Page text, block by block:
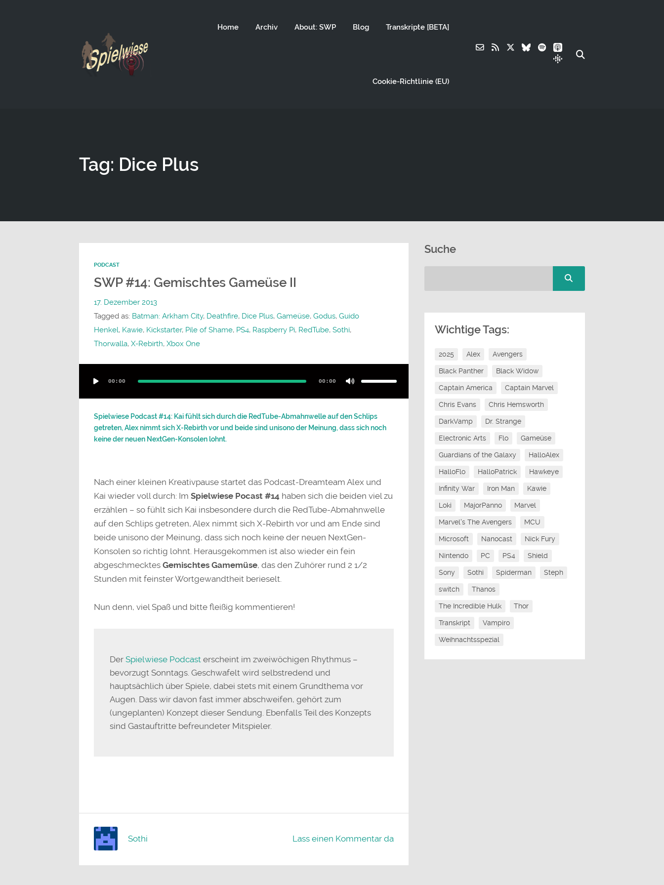
Home Archiv About: SWP Blog Transkripte [BETA]
Cookie-Richtlinie (EU)
Tag: Dice Plus
PODCAST
SWP #14: Gemischtes Gameüse II
17. Dezember 2013
Tagged as: Batman: Arkham City, Deathfire, Dice Plus, Gameüse, Godus, Guido
Henkel, Kawie, Kickstarter, Pile of Shame, PS4, Raspberry Pi, RedTube, Sothi,
Thorwalla, X-Rebirth, Xbox One
Player
00:00 00:00
Pfeiltasten
um
zu
Spielwiese Podcast #14: Kai fühlt sich durch die RedTube-Abmahnwelle auf den Schlips
getreten, Alex nimmt sich X-Rebirth vor und beide sind unisono der Meinung, dass sich noch
keine der neuen NextGen-Konsolen lohnt.
Nach einer kleinen Kreativpause startet das Podcast-Dreamteam Alex und
Kai wieder voll durch: Im Spielwiese Pocast #14 haben sich die beiden viel zu
erzählen – so fühlt sich Kai insbesondere durch die RedTube-Abmahnwelle
auf den Schlips getreten, Alex nimmt sich X-Rebirth vor und am Ende sind
beide unisono der Meinung, dass sich noch keine der neuen NextGen-
Konsolen so richtig lohnt. Herausgekommen ist also wieder ein fein
abgeschmecktes Gemischtes Gamemüse, das den Zuhörer rund 2 1/2
Stunden mit feinster Wortgewandtheit berieselt.
Nun denn, viel Spaß und bitte fleißig kommentieren!
Der Spielwiese Podcast erscheint im zweiwöchigen Rhythmus –
bevorzugt Sonntags. Geschwafelt wird selbstredend und
hauptsächlich über Spiele, dabei stets mit einem Grundthema vor
Augen. Dass wir davon fast immer abschweifen, gehört zum
(ungeplanten) Konzept dieser Sendung. Ebenfalls Teil des Konzepts
sind Gastauftritte befreundeter Mitspieler.
Lass einen Kommentar da
Sothi
Suche
Wichtige Tags:
2025 Alex Avengers
Black Panther Black Widow
Captain America Captain Marvel
Chris Evans Chris Hemsworth
DarkVamp Dr. Strange
Electronic Arts Flo Gameüse
Guardians of the Galaxy HalloAlex
HalloFlo HalloPatrick Hawkeye
Infinity War Iron Man Kawie
Loki MajorPanno Marvel
Marvel's The Avengers MCU
Microsoft Nanocast Nick Fury
Nintendo PC PS4 Shield
Sony Sothi Spiderman Steph
switch Thanos
The Incredible Hulk Thor
Transkript Vampiro
Weihnachtsspezial